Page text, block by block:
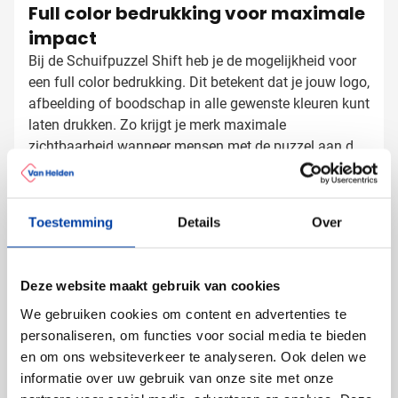
Toestemming Details Over
Deze website maakt gebruik van cookies
We gebruiken cookies om content en advertenties te
personaliseren, om functies voor social media te bieden
en om ons websiteverkeer te analyseren. Ook delen we
informatie over uw gebruik van onze site met onze
Full color bedrukking voor maximale
impact
Bij de Schuifpuzzel Shift heb je de mogelijkheid voor
een full color bedrukking. Dit betekent dat je jouw logo,
afbeelding of boodschap in alle gewenste kleuren kunt
laten drukken. Zo krijgt je merk maximale
zichtbaarheid wanneer mensen met de puzzel aan de
slag gaan.
Schuifpuzzels laten bedrukken met
logo
Met je bedrijfslogo in full color
Als onderdeel van een campagne of evenement
Door het grote bedrukkingsoppervlak komt je merk
optimaal tot zijn recht. Onze ervaren drukkers zorgen